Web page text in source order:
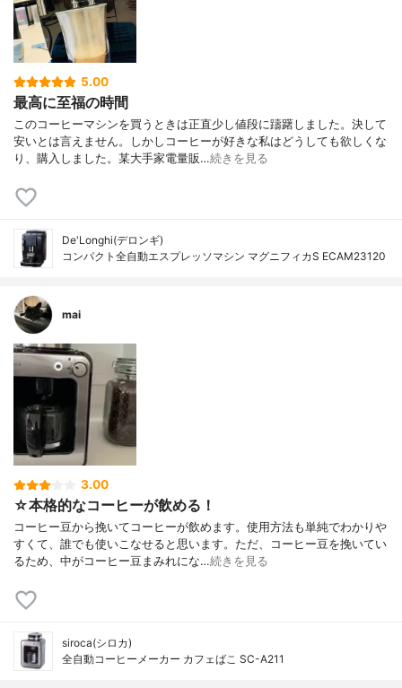
5.00
最高に至福の時間
このコーヒーマシンを買うときは正直少し値段に躊躇しました。決して
安いとは言えません。しかしコーヒーが好きな私はどうしても欲しくな
り、購入しました。某大手家電量販…続きを見る
De'Longhi(デロンギ)
コンパクト全自動エスプレッソマシン マグニフィカS ECAM23120
mai
3.00
☆本格的なコーヒーが飲める！
コーヒー豆から挽いてコーヒーが飲めます。使用方法も単純でわかりや
すくて、誰でも使いこなせると思います。ただ、コーヒー豆を挽いてい
るため、中がコーヒー豆まみれにな…続きを見る
siroca(シロカ)
全自動コーヒーメーカー カフェばこ SC-A211